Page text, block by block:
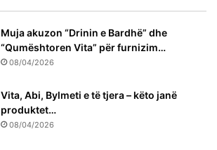
Muja akuzon “Drinin e Bardhë” dhe
“Qumështoren Vita” për furnizim…
08/04/2026
Vita, Abi, Bylmeti e të tjera – këto janë
produktet…
08/04/2026